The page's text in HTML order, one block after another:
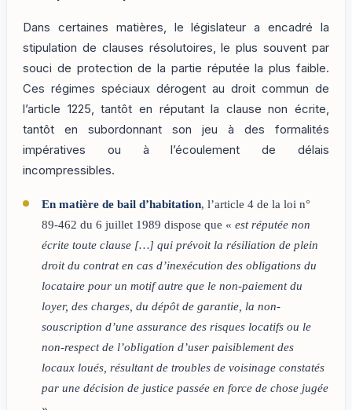
Dans certaines matières, le législateur a encadré la
stipulation de clauses résolutoires, le plus souvent par
souci de protection de la partie réputée la plus faible.
Ces régimes spéciaux dérogent au droit commun de
l’article 1225, tantôt en réputant la clause non écrite,
tantôt en subordonnant son jeu à des formalités
impératives ou à l’écoulement de délais
incompressibles.
En matière de bail d’habitation, l’article 4 de la loi n°
89-462 du 6 juillet 1989 dispose que « est réputée non
écrite toute clause […] qui prévoit la résiliation de plein
droit du contrat en cas d’inexécution des obligations du
locataire pour un motif autre que le non-paiement du
loyer, des charges, du dépôt de garantie, la non-
souscription d’une assurance des risques locatifs ou le
non-respect de l’obligation d’user paisiblement des
locaux loués, résultant de troubles de voisinage constatés
par une décision de justice passée en force de chose jugée